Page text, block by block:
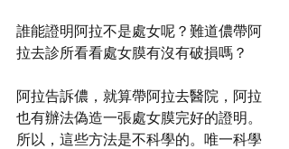
誰能證明阿拉不是處女呢？難道儂帶阿
拉去診所看看處女膜有沒有破損嗎？
阿拉告訴儂，就算帶阿拉去醫院，阿拉
也有辦法偽造一張處女膜完好的證明。
所以，這些方法是不科學的。唯一科學